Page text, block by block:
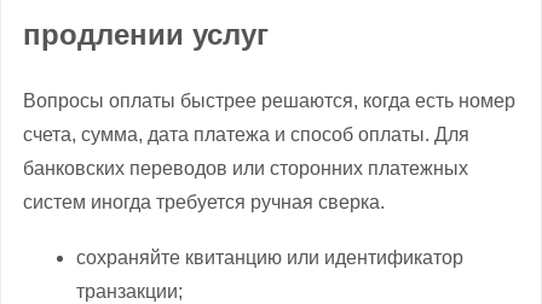
продлении услуг
Вопросы оплаты быстрее решаются, когда есть номер
счета, сумма, дата платежа и способ оплаты. Для
банковских переводов или сторонних платежных
систем иногда требуется ручная сверка.
сохраняйте квитанцию или идентификатор
транзакции;